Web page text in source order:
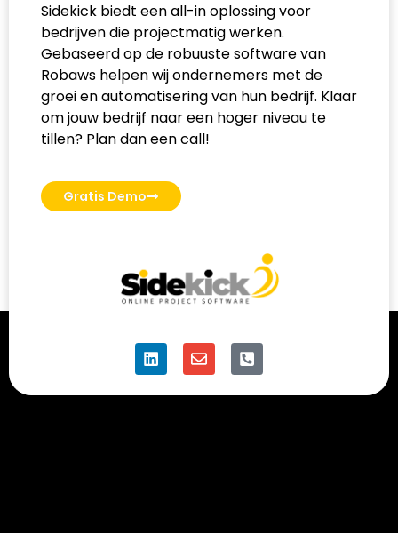
Sidekick biedt een all-in oplossing voor
bedrijven die projectmatig werken.
Gebaseerd op de robuuste software van
Robaws helpen wij ondernemers met de
groei en automatisering van hun bedrijf. Klaar
om jouw bedrijf naar een hoger niveau te
tillen? Plan dan een call!
Gratis Demo